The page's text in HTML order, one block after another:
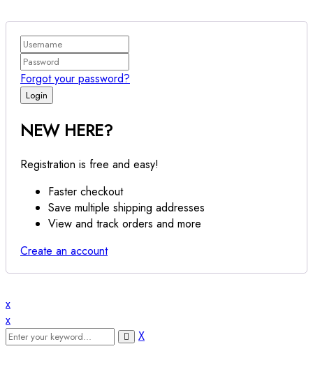
Forgot your password?
NEW HERE?
Registration is free and easy!
Faster checkout
Save multiple shipping addresses
View and track orders and more
Create an account
x
x
X